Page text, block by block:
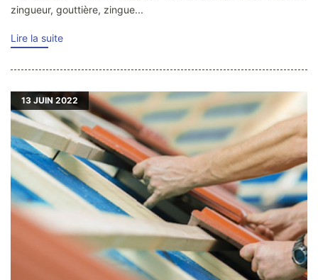
zingueur, gouttière, zingue...
Lire la suite
13 JUIN 2022